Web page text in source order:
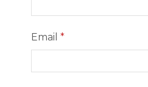
Email *